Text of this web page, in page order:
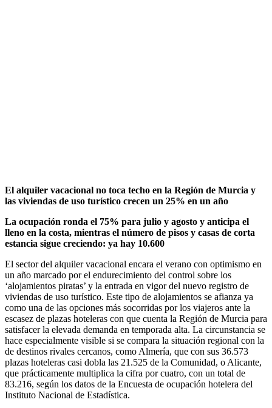
El alquiler vacacional no toca techo en la Región de Murcia y
las viviendas de uso turístico crecen un 25% en un año
La ocupación ronda el 75% para julio y agosto y anticipa el
lleno en la costa, mientras el número de pisos y casas de corta
estancia sigue creciendo: ya hay 10.600
El sector del alquiler vacacional encara el verano con optimismo en
un año marcado por el endurecimiento del control sobre los
‘alojamientos piratas’ y la entrada en vigor del nuevo registro de
viviendas de uso turístico. Este tipo de alojamientos se afianza ya
como una de las opciones más socorridas por los viajeros ante la
escasez de plazas hoteleras con que cuenta la Región de Murcia para
satisfacer la elevada demanda en temporada alta. La circunstancia se
hace especialmente visible si se compara la situación regional con la
de destinos rivales cercanos, como Almería, que con sus 36.573
plazas hoteleras casi dobla las 21.525 de la Comunidad, o Alicante,
que prácticamente multiplica la cifra por cuatro, con un total de
83.216, según los datos de la Encuesta de ocupación hotelera del
Instituto Nacional de Estadística.